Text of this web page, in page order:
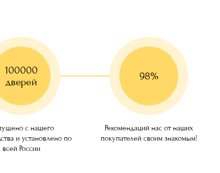
100000
дверей
с нашего
и установлено по
всей России
98%
Рекомендаций нас от наших
покупателей своим знакомым!